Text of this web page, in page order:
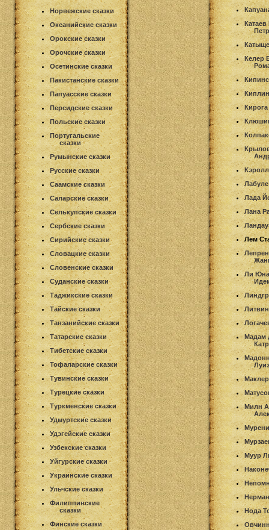
Норвежские сказки
Океанийские сказки
Орокские сказки
Орочские сказки
Осетинские сказки
Пакистанские сказки
Папуасские сказки
Персидские сказки
Польские сказки
Португальские
сказки
Румынские сказки
Русские сказки
Саамские сказки
Саларские сказки
Селькупские сказки
Сербские сказки
Сирийские сказки
Словацкие сказки
Словенские сказки
Суданские сказки
Таджикские сказки
Тайские сказки
Танзанийские сказки
Татарские сказки
Тибетские сказки
Тофаларские сказки
Тувинские сказки
Турецкие сказки
Туркменские сказки
Удмуртские сказки
Удэгейские сказки
Узбекские сказки
Уйгурские сказки
Украинские сказки
Ульчские сказки
Филиппинские
сказки
Финские сказки
Катаев
Келер
Лада
Лана
Лем
Ли
Мадам
Милн
Муур
Нода